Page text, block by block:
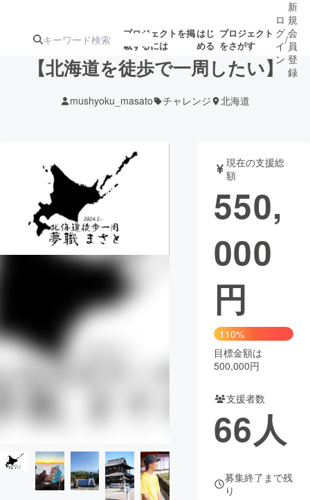
プロジェクトを掲
載するには
はじ
める
プロジェクト
をさがす
アート・写真
テクノロジー・ガジェット ゲーム・サ
映像・映画 書籍・雑誌
ビジネス・起業
まちづくり・地域活性化
コミュニティ
ロ
グ
イ
ン
/
新
規
会
員
登
録
【北海道を徒歩で一周したい】
mushyoku_masato チャレンジ 北海道
現在の支援総
額
550,
000
円
110%
目標金額は
500,000円
支援者数
66人
募集終了まで残
り